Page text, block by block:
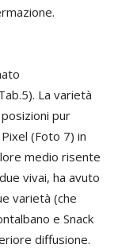
La varietà
pur
(Foto 7) in
medio risente
vivai, ha avuto
varietà (che
e Snack
diffusione.